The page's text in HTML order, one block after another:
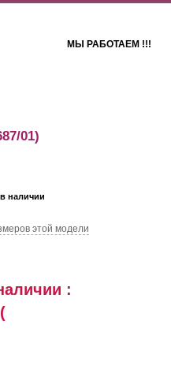
МЫ РАБОТАЕМ !!!
01)
наличии
этой модели
:
(